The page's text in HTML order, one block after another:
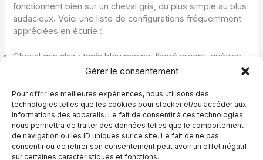
Gérer le consentement
Pour offrir les meilleures expériences, nous utilisons des
technologies telles que les cookies pour stocker et/ou accéder aux
informations des appareils. Le fait de consentir à ces technologies
nous permettra de traiter des données telles que le comportement
de navigation ou les ID uniques sur ce site. Le fait de ne pas
consentir ou de retirer son consentement peut avoir un effet négatif
sur certaines caractéristiques et fonctions.
fonctionnent bien sur un cheval gris, du plus simple au plus
audacieux. Voici une liste de configurations fréquemment
appréciées en écurie :
Cheval gris clair : tapis bleu marine, liseré argent, guêtres
noires, bonnet assorti au tapis pour un style sobre et
Cheval gris pommelé : tapis vert forêt avec cordelette
crème, protège boulets marron foncé, idéal pour le saut ou
le travail sur le plat en hiver.
Cheval gris foncé : tapis beige lin, guêtres gris anthracite,
bonnet taupe, ambiance très naturelle pour les sorties en
extérieur.